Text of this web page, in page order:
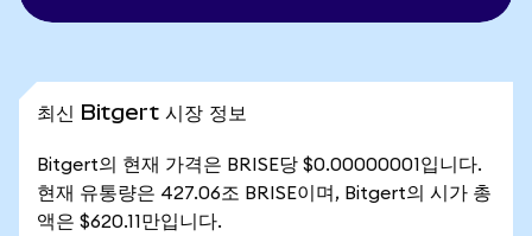
최신 Bitgert 시장 정보
Bitgert의 현재 가격은 BRISE당 $0.00000001입니다.
현재 유통량은 427.06조 BRISE이며, Bitgert의 시가 총
액은 $620.11만입니다.